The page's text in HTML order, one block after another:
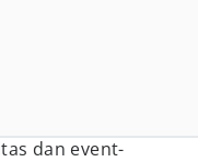
dan event-